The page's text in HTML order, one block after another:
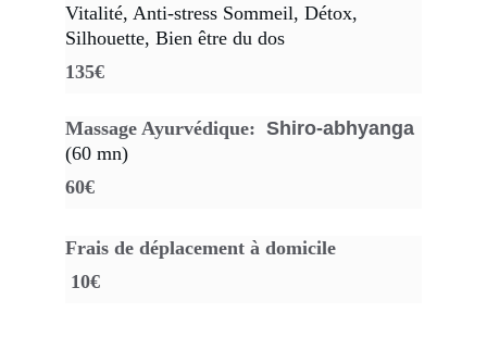
Vitalité, Anti-stress Sommeil, Détox,
Silhouette, Bien être du dos
135€
Frais de déplacement à domicile
10€
Massage Ayurvédique: Shiro-abhyanga
(60 mn)
60€